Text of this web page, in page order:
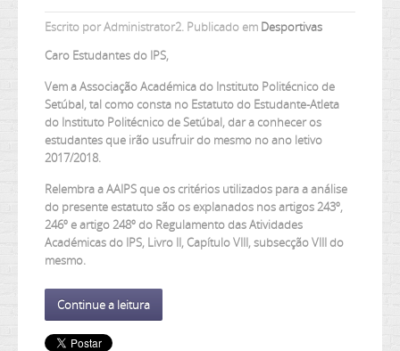
Escrito por Administrator2. Publicado em Desportivas
Caro Estudantes do IPS,
Vem a Associação Académica do Instituto Politécnico de
Setúbal, tal como consta no Estatuto do Estudante-Atleta
do Instituto Politécnico de Setúbal, dar a conhecer os
estudantes que irão usufruir do mesmo no ano letivo
2017/2018.
Relembra a AAIPS que os critérios utilizados para a análise
do presente estatuto são os explanados nos artigos 243º,
246º e artigo 248º do Regulamento das Atividades
Académicas do IPS, Livro II, Capítulo VIII, subsecção VIII do
mesmo.
Continue a leitura